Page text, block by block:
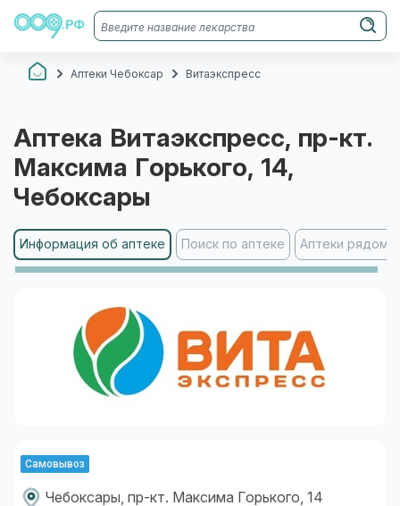
Аптеки Чебоксар Витаэкспресс
Аптека Витаэкспресс, пр-кт.
Максима Горького, 14,
Чебоксары
Информация об аптеке Поиск по аптеке Аптеки рядом
Самовывоз
Чебоксары, пр-кт. Максима Горького, 14